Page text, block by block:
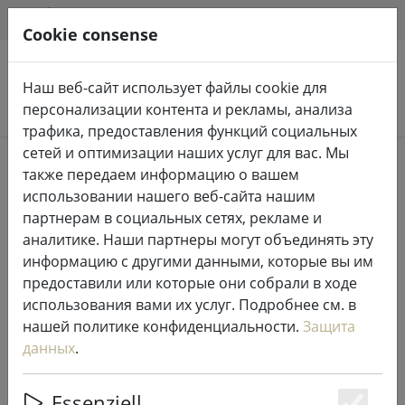
Поиск продуктов
Home %Продажа
Звонок для тушения зон BOSTON
из матовой нержавеющей стали
29% DISCOUNT
Cookie consense
Наш веб-сайт использует файлы cookie для
персонализации контента и рекламы, анализа
трафика, предоставления функций социальных
сетей и оптимизации наших услуг для вас. Мы
также передаем информацию о вашем
использовании нашего веб-сайта нашим
партнерам в социальных сетях, рекламе и
аналитике. Наши партнеры могут объединять эту
информацию с другими данными, которые вы им
предоставили или которые они собрали в ходе
использования вами их услуг. Подробнее см. в
нашей политике конфиденциальности. Защита
данных.